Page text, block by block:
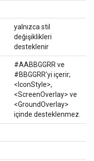
yalnızca stil
değişiklikleri
desteklenir
#AABBGGRR ve
#BBGGRR'yi içerir;
<IconStyle>,
<ScreenOverlay> ve
<GroundOverlay>
içinde desteklenmez.